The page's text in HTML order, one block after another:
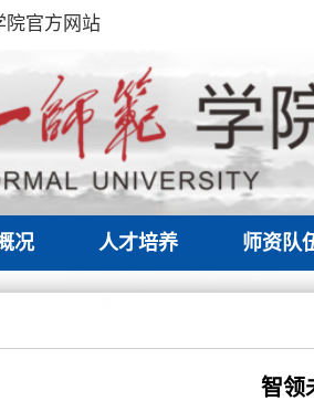
院官方网站
况 人才培养 师资队
智领